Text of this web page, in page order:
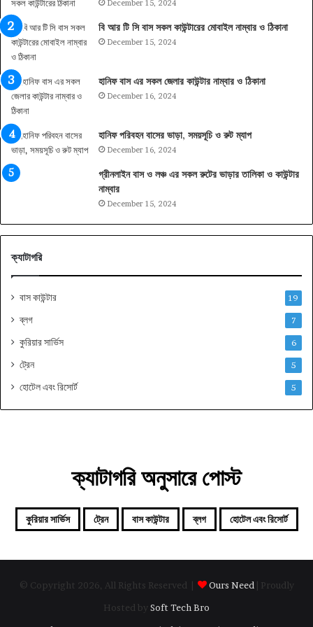
December 15, 2024
বি আর টি সি বাস সকল কাউন্টারের মোবাইল নাম্বার ও ঠিকানা
December 15, 2024
হানিফ বাস এর সকল জেলার কাউন্টার নাম্বার ও ঠিকানা
December 16, 2024
হানিফ পরিবহন বাসের ভাড়া, সময়সূচি ও রুট ম্যাপ
December 16, 2024
গ্রীনলাইন বাস ও লঞ্চ এর সকল রুটের ভাড়ার তালিকা ও কাউন্টার
নাম্বার
December 15, 2024
ক্যাটাগরি
বাস কাউন্টার 19
ব্লগ 7
কুরিয়ার সার্ভিস 6
ট্রেন 5
হোটেল এবং রিসোর্ট 5
ক্যাটাগরি অনুসারে পোস্ট
কুরিয়ার সার্ভিস ট্রেন বাস কাউন্টার ব্লগ হোটেল এবং রিসোর্ট
© Copyright 2026, All Rights Reserved | Ours Need | Proudly
Hosted by Soft Tech Bro